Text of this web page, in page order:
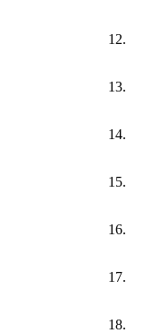
12.
13.
14.
15.
16.
17.
18.